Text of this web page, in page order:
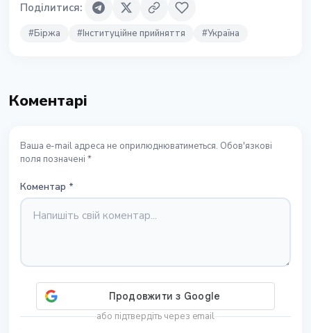
Поділитися:
#Біржа #Інституційне прийняття #Україна
Коментарі
Ваша e-mail адреса не оприлюднюватиметься. Обов'язкові
поля позначені *
Коментар *
або підтвердіть через email